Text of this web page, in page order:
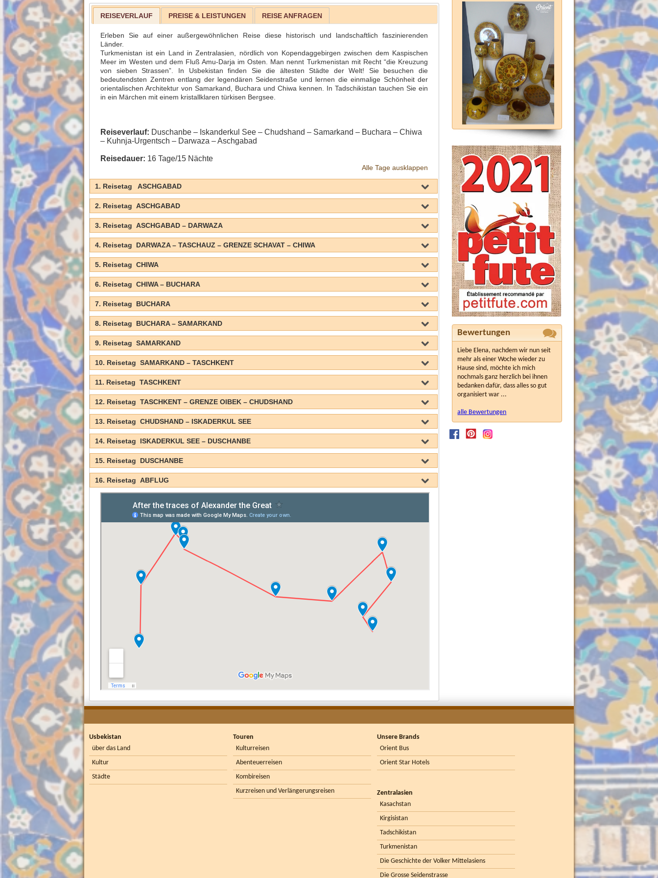
REISEVERLAUF PREISE & LEISTUNGEN REISE ANFRAGEN
Erleben Sie auf einer außergewöhnlichen Reise diese historisch und landschaftlich faszinierenden
Länder.
Turkmenistan ist ein Land in Zentralasien, nördlich von Kopendaggebirgen zwischen dem Kaspischen
Meer im Westen und dem Fluß Amu-Darja im Osten. Man nennt Turkmenistan mit Recht “die Kreuzung
von sieben Strassen”. In Usbekistan finden Sie die ältesten Städte der Welt! Sie besuchen die
bedeutendsten Zentren entlang der legendären Seidenstraße und lernen die einmalige Schönheit der
orientalischen Architektur von Samarkand, Buchara und Chiwa kennen. In Tadschikistan tauchen Sie ein
in ein Märchen mit einem kristallklaren türkisen Bergsee.
Reiseverlauf: Duschanbe – Iskanderkul See – Chudshand – Samarkand – Buchara – Chiwa
– Kuhnja-Urgentsch – Darwaza – Aschgabad
Reisedauer: 16 Tage/15 Nächte
Alle Tage ausklappen
1. Reisetag ASCHGABAD
2. Reisetag ASCHGABAD
3. Reisetag ASCHGABAD – DARWAZA
4. Reisetag DARWAZA – TASCHAUZ – GRENZE SCHAVAT – CHIWA
5. Reisetag CHIWA
6. Reisetag CHIWA – BUCHARA
7. Reisetag BUCHARA
8. Reisetag BUCHARA – SAMARKAND
9. Reisetag SAMARKAND
10. Reisetag SAMARKAND – TASCHKENT
11. Reisetag TASCHKENT
12. Reisetag TASCHKENT – GRENZE OIBEK – CHUDSHAND
13. Reisetag CHUDSHAND – ISKADERKUL SEE
14. Reisetag ISKADERKUL SEE – DUSCHANBE
15. Reisetag DUSCHANBE
16. Reisetag ABFLUG
Bewertungen
Liebe Elena, nachdem wir nun seit
mehr als einer Woche wieder zu
Hause sind, möchte ich mich
nochmals ganz herzlich bei ihnen
bedanken dafür, dass alles so gut
organisiert war ...
alle Bewertungen
Usbekistan
über das Land
Kultur
Städte
Touren
Kulturreisen
Abenteuerreisen
Kombireisen
Kurzreisen und Verlängerungsreisen
Unsere Brands
Orient Bus
Orient Star Hotels
Zentralasien
Kasachstan
Kirgisistan
Tadschikistan
Turkmenistan
Die Geschichte der Volker Mittelasiens
Die Grosse Seidenstrasse